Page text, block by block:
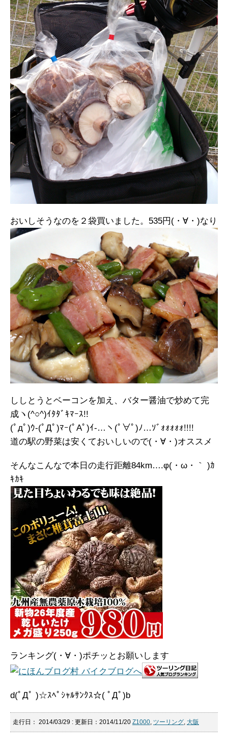
おいしそうなのを２袋買いました。535円(・∀・)なり
ししとうとベーコンを加え、バター醤油で炒めて完
成ヽ(^○^)ｲﾀﾀﾞｷﾏｰｽ!!
(ﾟдﾟ)ｳ-(ﾟДﾟ)ﾏｰ(ﾟAﾟ)ｲ-…ヽ(ﾟ∀ﾟ)ﾉ…ｿﾞｫｫｫｫｫ!!!!
道の駅の野菜は安くておいしいので(・∀・)オススメ
そんなこんなで本日の走行距離84km….φ(・ω・｀ )ｶ
ｷｶｷ
ランキング(・∀・)ポチッとお願いします
d(ﾟДﾟ )☆ｽﾍﾟｼｬﾙｻﾝｸｽ☆( ﾟДﾟ)b
走行日： 2014/03/29 : 更新日：2014/11/20 Z1000, ツーリング, 大阪